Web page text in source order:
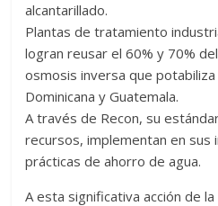
alcantarillado.
Plantas de tratamiento
logran reusar el 60% y 70%
osmosis inversa que potabiliza
Dominicana y Guatemala.
A través de Recon, su
recursos, implementan en sus
prácticas de ahorro de agua.
A esta significativa acción de